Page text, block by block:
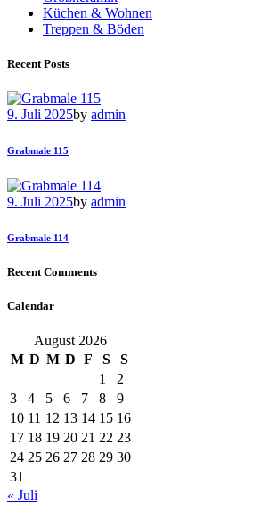
Küchen & Wohnen
Treppen & Böden
Recent Posts
9. Juli 2025by admin
Grabmale 115
9. Juli 2025by admin
Grabmale 114
Recent Comments
Calendar
August 2026
M D M D F S
S
1
2
3
4 5 6 7 8
9
10 11 12 13 14 15 16
17 18 19 20 21 22 23
24 25 26 27 28 29 30
31
« Juli